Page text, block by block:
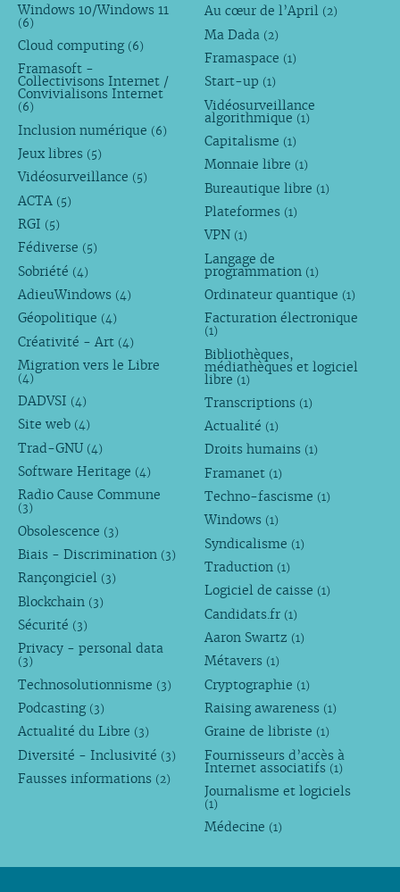
Windows 10/Windows 11
(6)
Cloud computing (6)
Framasoft -
Collectivisons Internet /
Convivialisons Internet
(6)
Inclusion numérique (6)
Jeux libres (5)
Vidéosurveillance (5)
ACTA (5)
RGI (5)
Fédiverse (5)
Sobriété (4)
AdieuWindows (4)
Géopolitique (4)
Créativité - Art (4)
Migration vers le Libre
(4)
DADVSI (4)
Site web (4)
Trad-GNU (4)
Software Heritage (4)
Radio Cause Commune
(3)
Obsolescence (3)
Biais - Discrimination (3)
Rançongiciel (3)
Blockchain (3)
Sécurité (3)
Privacy - personal data
(3)
Technosolutionnisme (3)
Podcasting (3)
Actualité du Libre (3)
Diversité - Inclusivité (3)
Fausses informations (2)
Au cœur de l’April (2)
Ma Dada (2)
Framaspace (1)
Start-up (1)
Vidéosurveillance
algorithmique (1)
Capitalisme (1)
Monnaie libre (1)
Bureautique libre (1)
Plateformes (1)
VPN (1)
Langage de
programmation (1)
Ordinateur quantique (1)
Facturation électronique
(1)
Bibliothèques,
médiathèques et logiciel
libre (1)
Transcriptions (1)
Actualité (1)
Droits humains (1)
Framanet (1)
Techno-fascisme (1)
Windows (1)
Syndicalisme (1)
Traduction (1)
Logiciel de caisse (1)
Candidats.fr (1)
Aaron Swartz (1)
Métavers (1)
Cryptographie (1)
Raising awareness (1)
Graine de libriste (1)
Fournisseurs d’accès à
Internet associatifs (1)
Journalisme et logiciels
(1)
Médecine (1)